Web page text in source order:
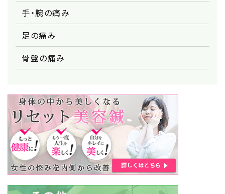
手・腕の痛み
足の痛み
骨盤の痛み